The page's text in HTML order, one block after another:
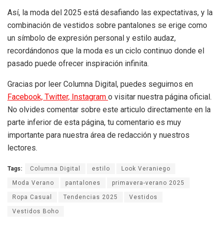
Así, la moda del 2025 está desafiando las expectativas, y la
combinación de vestidos sobre pantalones se erige como
un símbolo de expresión personal y estilo audaz,
recordándonos que la moda es un ciclo continuo donde el
pasado puede ofrecer inspiración infinita.
Gracias por leer Columna Digital, puedes seguirnos en
Facebook, Twitter, Instagram o visitar nuestra página oficial.
No olvides comentar sobre este articulo directamente en la
parte inferior de esta página, tu comentario es muy
importante para nuestra área de redacción y nuestros
lectores.
Tags: Columna Digital estilo Look Veraniego
Moda Verano pantalones primavera-verano 2025
Ropa Casual Tendencias 2025 Vestidos
Vestidos Boho